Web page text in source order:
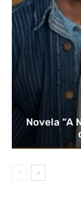
Novela “A